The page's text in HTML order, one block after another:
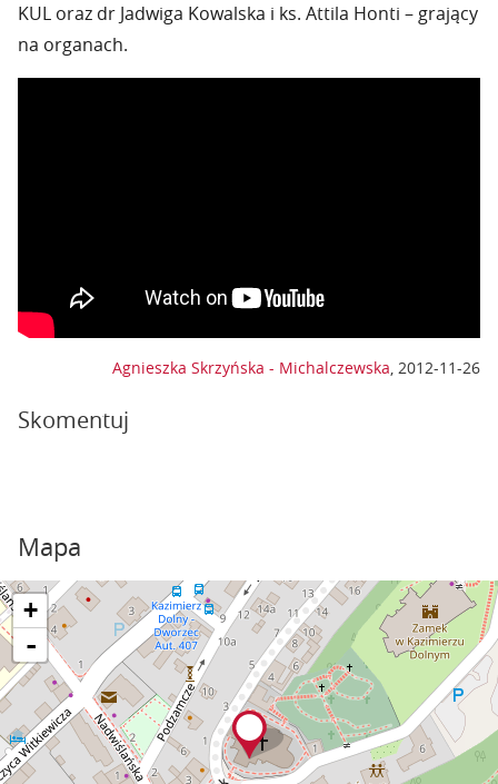
KUL oraz dr Jadwiga Kowalska i ks. Attila Honti – grający
na organach.
Agnieszka Skrzyńska - Michalczewska, 2012-11-26
Skomentuj
Mapa
+
-